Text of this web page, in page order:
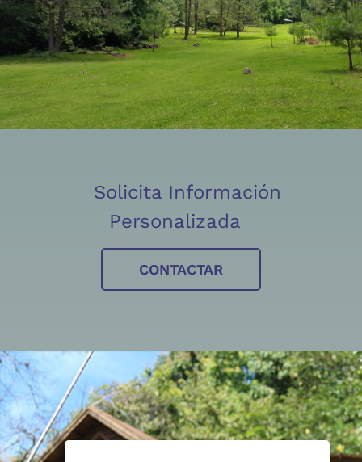
Solicita Información
Personalizada
CONTACTAR